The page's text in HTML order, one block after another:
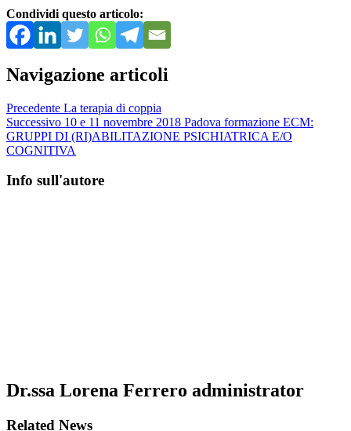
Condividi questo articolo:
Navigazione articoli
Precedente La terapia di coppia
Successivo 10 e 11 novembre 2018 Padova formazione ECM:
GRUPPI DI (RI)ABILITAZIONE PSICHIATRICA E/O
COGNITIVA
Info sull'autore
Dr.ssa Lorena Ferrero administrator
Related News